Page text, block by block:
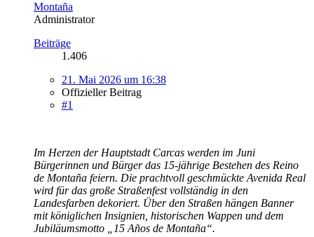
Montaña
Administrator
Beiträge
1.406
21. Mai 2026 um 16:38
Offizieller Beitrag
#1
Im Herzen der Hauptstadt Carcas werden im Juni
Bürgerinnen und Bürger das 15-jährige Bestehen des Reino
de Montaña feiern. Die prachtvoll geschmückte Avenida Real
wird für das große Straßenfest vollständig in den
Landesfarben dekoriert. Über den Straßen hängen Banner
mit königlichen Insignien, historischen Wappen und dem
Jubiläumsmotto „15 Años de Montaña“.